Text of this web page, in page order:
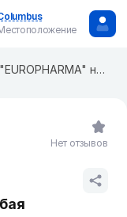
Аптека "EUROPHARMA" на Абая
Нет отзывов